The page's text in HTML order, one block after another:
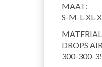
MAAT:
S-M-L-XL-
DROPS
300-300-